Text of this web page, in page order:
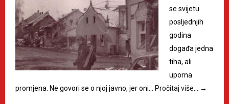
se svijetu
posljednjih
godina
događa jedna
tiha, ali
uporna
promjena. Ne govori se o njoj javno, jer oni…
Pročitaj više… →